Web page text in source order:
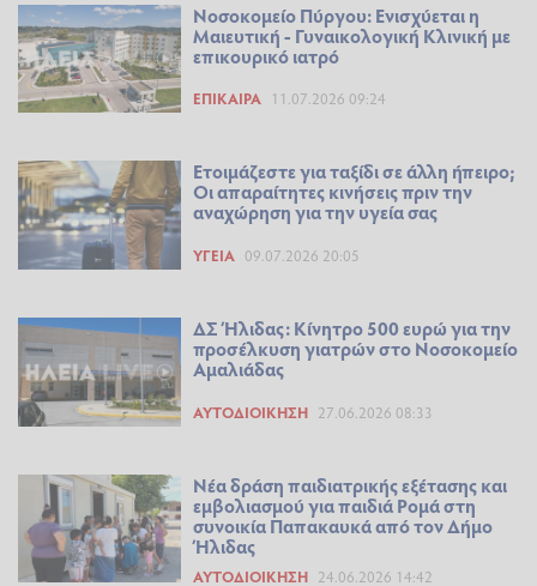
Νοσοκομείο Πύργου: Ενισχύεται η
Μαιευτική - Γυναικολογική Κλινική με
επικουρικό ιατρό
ΕΠΊΚΑΙΡΑ 11.07.2026 09:24
Ετοιμάζεστε για ταξίδι σε άλλη ήπειρο;
Οι απαραίτητες κινήσεις πριν την
αναχώρηση για την υγεία σας
ΥΓΕΊΑ 09.07.2026 20:05
ΔΣ Ήλιδας: Κίνητρο 500 ευρώ για την
προσέλκυση γιατρών στο Νοσοκομείο
Αμαλιάδας
ΑΥΤΟΔΙΟΊΚΗΣΗ 27.06.2026 08:33
Νέα δράση παιδιατρικής εξέτασης και
εμβολιασμού για παιδιά Ρομά στη
συνοικία Παπακαυκά από τον Δήμο
Ήλιδας
ΑΥΤΟΔΙΟΊΚΗΣΗ 24.06.2026 14:42